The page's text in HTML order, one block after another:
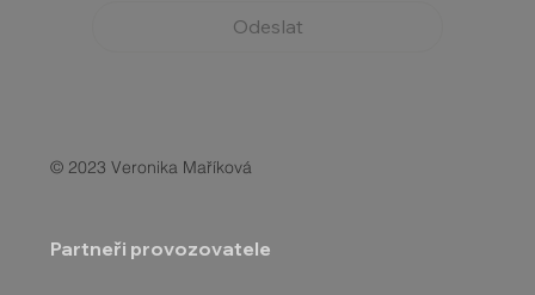
Odeslat
© 2023 Veronika Maříková
Partneři provozovatele